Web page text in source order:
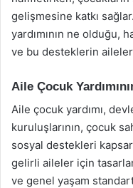
gelişmesine katkı
yardımının ne olduğu,
ve bu desteklerin
Aile Çocuk
Aile çocuk yardımı,
kuruluşlarının, çocuk
sosyal destekleri
gelirli aileler için
ve genel yaşam